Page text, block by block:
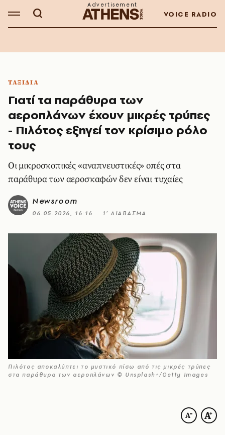
VOICE RADIO
ΤΑΞΙΔΙΑ
Γιατί τα παράθυρα των
αεροπλάνων έχουν μικρές τρύπες
- Πιλότος εξηγεί τον κρίσιμο ρόλο
τους
Οι μικροσκοπικές «αναπνευστικές» οπές στα
παράθυρα των αεροσκαφών δεν είναι τυχαίες
Newsroom
06.05.2026, 16:16 1’ ΔΙΑΒΑΣΜΑ
Πιλότος αποκαλύπτει το μυστικό πίσω από τις μικρές τρύπες
στα παράθυρα των αεροπλάνων © Unsplash+/Getty Images